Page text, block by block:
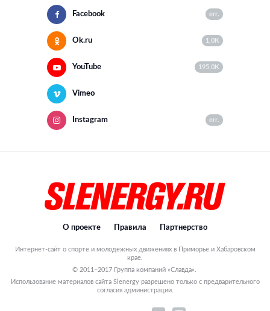
Facebook err.
Ok.ru 1,0K
YouTube 195,0K
Vimeo
Instagram err.
О проекте Правила Партнерство
Интернет-сайт о спорте и молодежных движениях в Приморье и Хабаровском
крае.
© 2011–2017 Группа компаний «Славда».
Использование материалов сайта Slenergy разрешено только с предварительного
согласия администрации.